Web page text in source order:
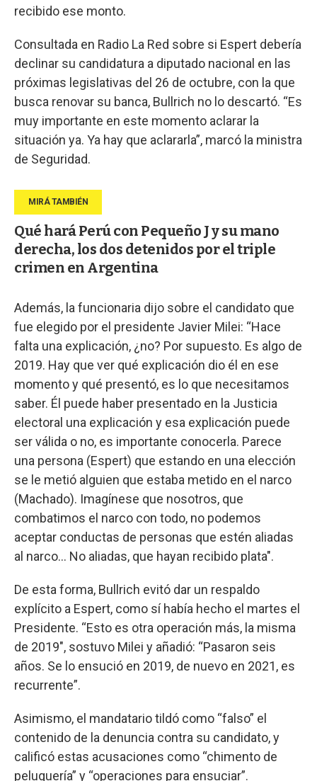
recibido ese monto.
Consultada en Radio La Red sobre si Espert debería
declinar su candidatura a diputado nacional en las
próximas legislativas del 26 de octubre, con la que
busca renovar su banca, Bullrich no lo descartó. “Es
muy importante en este momento aclarar la
situación ya. Ya hay que aclararla”, marcó la ministra
de Seguridad.
Qué hará Perú con Pequeño J y su mano
derecha, los dos detenidos por el triple
crimen en Argentina
Además, la funcionaria dijo sobre el candidato que
fue elegido por el presidente Javier Milei: “Hace
falta una explicación, ¿no? Por supuesto. Es algo de
2019. Hay que ver qué explicación dio él en ese
momento y qué presentó, es lo que necesitamos
saber. Él puede haber presentado en la Justicia
electoral una explicación y esa explicación puede
ser válida o no, es importante conocerla. Parece
una persona (Espert) que estando en una elección
se le metió alguien que estaba metido en el narco
(Machado). Imagínese que nosotros, que
combatimos el narco con todo, no podemos
aceptar conductas de personas que estén aliadas
al narco... No aliadas, que hayan recibido plata".
De esta forma, Bullrich evitó dar un respaldo
explícito a Espert, como sí había hecho el martes el
Presidente. “Esto es otra operación más, la misma
de 2019″, sostuvo Milei y añadió: “Pasaron seis
años. Se lo ensució en 2019, de nuevo en 2021, es
recurrente”.
Asimismo, el mandatario tildó como “falso” el
contenido de la denuncia contra su candidato, y
calificó estas acusaciones como “chimento de
peluquería” y “operaciones para ensuciar”.